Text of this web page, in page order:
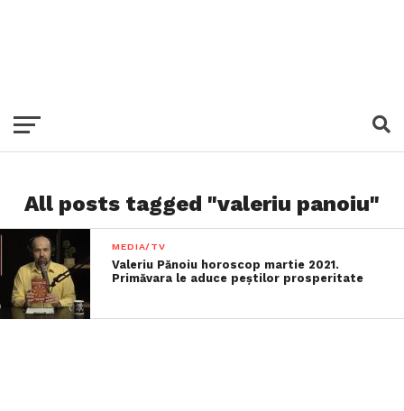
All posts tagged "valeriu panoiu"
MEDIA/TV
Valeriu Pănoiu horoscop martie 2021.
Primăvara le aduce peștilor prosperitate